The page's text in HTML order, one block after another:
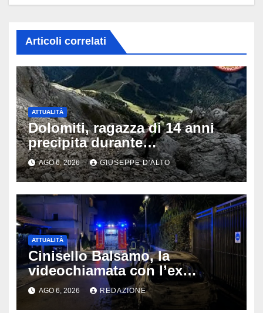
Articoli correlati
ATTUALITÀ
Dolomiti, ragazza di 14 anni
precipita durante
un’escursione: tragedia sul
Latemar davanti alla famiglia
AGO 6, 2026 GIUSEPPE D'ALTO
ATTUALITÀ
Cinisello Balsamo, la
videochiamata con l’ex
fidanzata e il dramma: 35enne
lotta tra la vita e la morte
AGO 6, 2026 REDAZIONE